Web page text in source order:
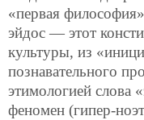
«первая
эйдос — этот
культуры, из
познавательного
этимологией слова
феномен (гипер-